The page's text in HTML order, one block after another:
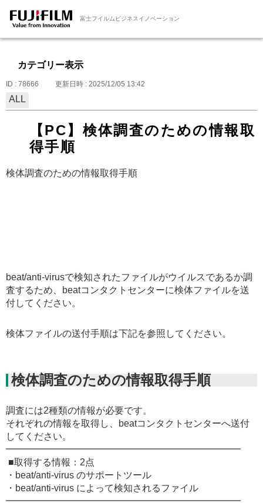
富士フイルムビジネスイノベーション
カテゴリー表示
ID : 78666 更新日時 : 2025/12/05 13:42
ALL
【PC】検体調査のための情報取
得手順
検体調査のための情報取得手順
beat/anti-virusで検知されたファイルがウイルスであるか調
査するため、beatコンタクトセンターに検体ファイルを送
付してください。
検体ファイルの送付手順は下記を参照してください。
検体調査のための情報取得手順
調査には2種類の情報が必要です。
それぞれの情報を取得し、beatコンタクトセンターへ送付
してください。
━━━━━━━━━━━━━━━━━━━━━━━━━
■取得する情報：2点
・beat/anti-virus のサポートツール
・beat/anti-virus によって検知されるファイル
━━━━━━━━━━━━━━━━━━━━━━━━━